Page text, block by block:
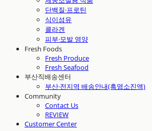
단백질·프로틴
식이섬유
콜라겐
피부·모발 영양
Fresh Foods
Fresh Produce
Fresh Seafood
부산직배송센터
부산·전지역 배송안내(흑염소진액)
Community
Contact Us
REVIEW
Customer Center